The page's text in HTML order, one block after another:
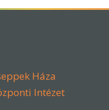
Háza
Intézet